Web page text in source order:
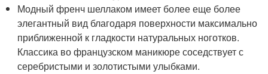
Модный френч шеллаком имеет более еще более
элегантный вид благодаря поверхности максимально
приближенной к гладкости натуральных ноготков.
Классика во французском маникюре соседствует с
серебристыми и золотистыми улыбками.